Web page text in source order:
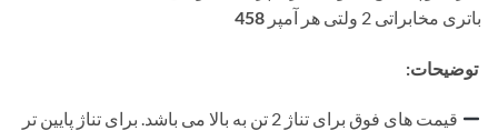
باتری مخابراتی 2 ولتی هر آمپر
458
توضیحات:
قیمت های فوق برای تناژ 2 تن به بالا می باشد. برای تناژ پایین تر